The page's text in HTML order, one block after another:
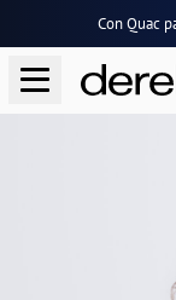
Con Quac